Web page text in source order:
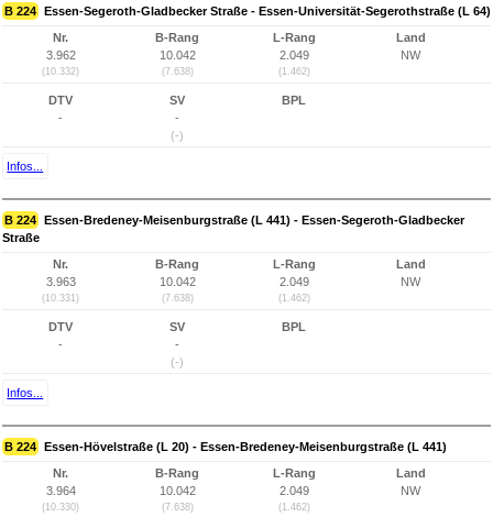
B 224 Essen-Segeroth-Gladbecker Straße - Essen-Universität-Segerothstraße (L 64)
Nr.
3.962
(10.332)
B-Rang
10.042
(7.638)
L-Rang
2.049
(1.462)
Land
NW
DTV
-
SV
-
(-)
BPL
Infos...
B 224 Essen-Bredeney-Meisenburgstraße (L 441) - Essen-Segeroth-Gladbecker
Straße
Nr.
3.963
(10.331)
B-Rang
10.042
(7.638)
L-Rang
2.049
(1.462)
Land
NW
DTV
-
SV
-
(-)
BPL
Infos...
B 224 Essen-Hövelstraße (L 20) - Essen-Bredeney-Meisenburgstraße (L 441)
Nr.
3.964
(10.330)
B-Rang
10.042
(7.638)
L-Rang
2.049
(1.462)
Land
NW